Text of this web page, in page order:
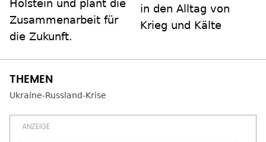
Holstein und plant die
Zusammenarbeit für
die Zukunft.
in den Alltag von
Krieg und Kälte
Ukraine-Russland-Krise